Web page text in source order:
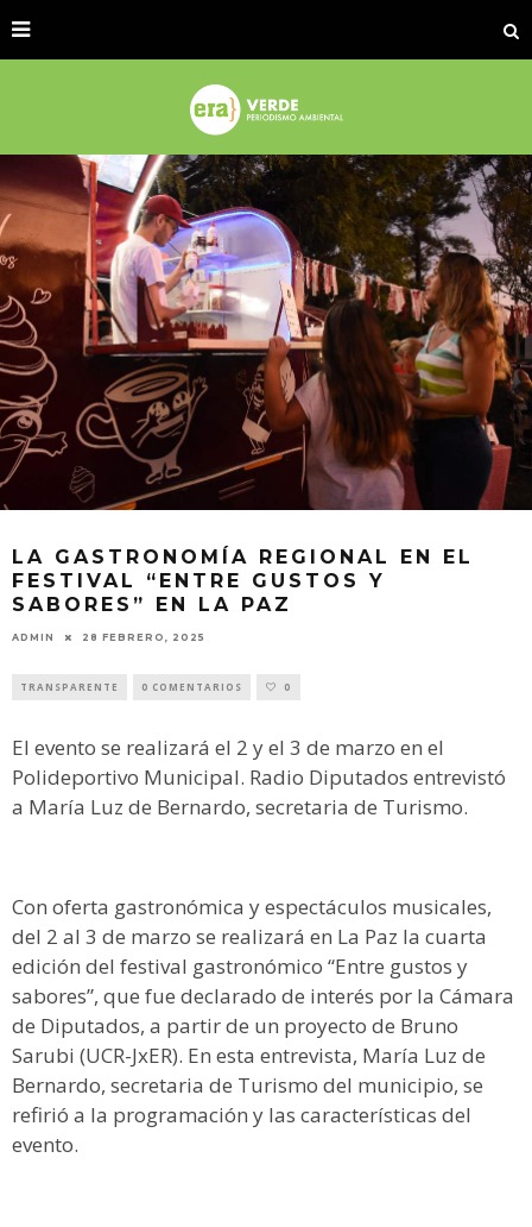
LA GASTRONOMÍA REGIONAL EN EL
FESTIVAL “ENTRE GUSTOS Y
SABORES” EN LA PAZ
ADMIN 28 FEBRERO, 2025
TRANSPARENTE 0 COMENTARIOS 0
El evento se realizará el 2 y el 3 de marzo en el
Polideportivo Municipal. Radio Diputados entrevistó
a María Luz de Bernardo, secretaria de Turismo.
Con oferta gastronómica y espectáculos musicales,
del 2 al 3 de marzo se realizará en La Paz la cuarta
edición del festival gastronómico “Entre gustos y
sabores”, que fue declarado de interés por la Cámara
de Diputados, a partir de un proyecto de Bruno
Sarubi (UCR-JxER). En esta entrevista, María Luz de
Bernardo, secretaria de Turismo del municipio, se
refirió a la programación y las características del
evento.